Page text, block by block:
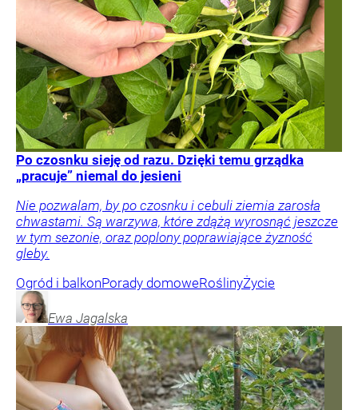
Po czosnku sieję od razu. Dzięki temu grządka
„pracuje” niemal do jesieni
Nie pozwalam, by po czosnku i cebuli ziemia zarosła
chwastami. Są warzywa, które zdążą wyrosnąć jeszcze
w tym sezonie, oraz poplony poprawiające żyzność
gleby.
Ogród i balkonPorady domoweRoślinyŻycie
Ewa Jagalska